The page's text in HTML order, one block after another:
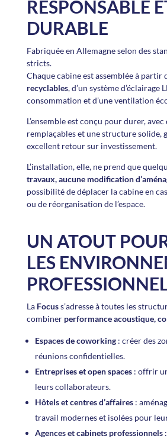
RESPONSABLE
DURABLE
Fabriquée en Allemagne selon des
stricts.
Chaque cabine est assemblée à partir
recyclables, d’un système d’éclairage
consommation et d’une ventilation
L’ensemble est conçu pour durer,
remplaçables et une structure solide,
excellent retour sur investissement.
L’installation, elle, ne prend que
travaux, aucune modification
possibilité de déplacer la cabine en
ou de réorganisation de l’espace.
UN ATOUT
LES
La Focuss’adresse à toutes les
combiner performance acoustique,
Espaces de coworking: créer des
réunions confidentielles.
Entreprises et open spaces: offrir
leurs collaborateurs.
Hôtels et centres d’affaires:
travail modernes et isolées pour
Agences et cabinets professionnels: